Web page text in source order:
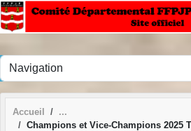
Accueil
Champions et Vice-Champions 2025
Panneau de gestion des cookies